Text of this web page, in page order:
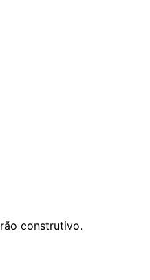
construtivo.